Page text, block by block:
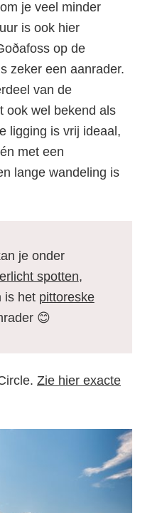
je veel minder
is ook hier
op de
zeker een aanrader.
van de
ook wel bekend als
ligging is vrij ideaal,
met een
lange wandeling is
je onder
spotten,
is het pittoreske
😊
Zie hier exacte